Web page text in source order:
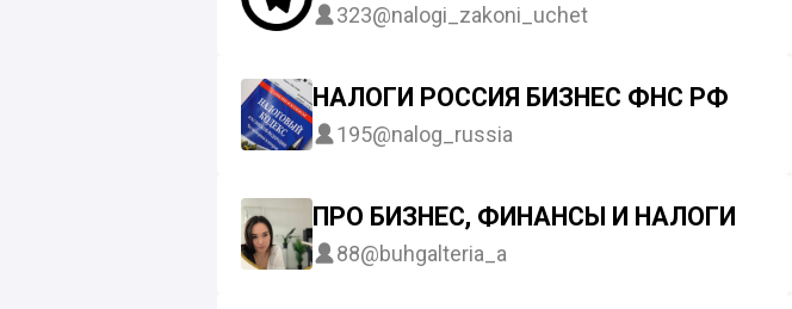
323@nalogi_zakoni_uchet
НАЛОГИ РОССИЯ БИЗНЕС ФНС РФ
195@nalog_russia
ПРО БИЗНЕС, ФИНАНСЫ И НАЛОГИ
88@buhgalteria_a